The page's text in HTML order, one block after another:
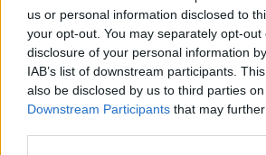
us or personal information disclosed to
your opt-out. You may separately opt-
disclosure of your personal information
IAB’s list of downstream participants.
also be disclosed by us to third parties
Downstream Participants that may